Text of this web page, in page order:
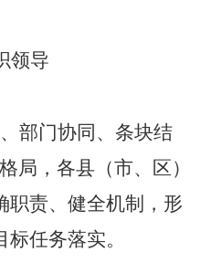
领导
部门协同、条块结
局，各县（市、区）
职责、健全机制，形
任务落实。